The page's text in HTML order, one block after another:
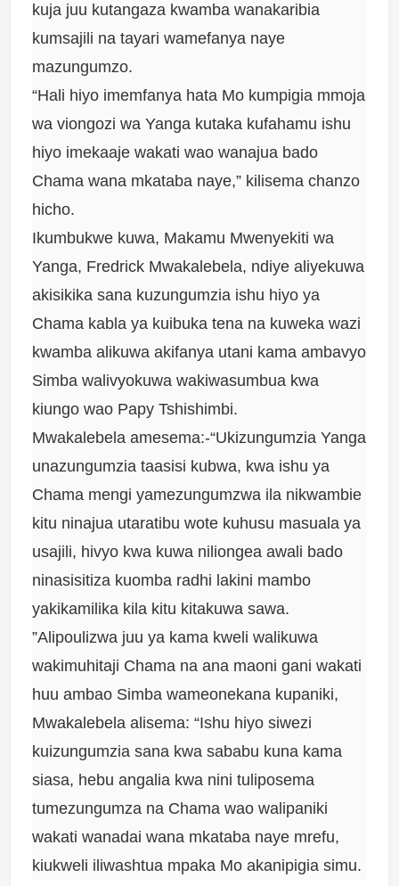
kuja juu kutangaza kwamba wanakaribia
kumsajili na tayari wamefanya naye
mazungumzo.
“Hali hiyo imemfanya hata Mo kumpigia mmoja
wa viongozi wa Yanga kutaka kufahamu ishu
hiyo imekaaje wakati wao wanajua bado
Chama wana mkataba naye,” kilisema chanzo
hicho.
Ikumbukwe kuwa, Makamu Mwenyekiti wa
Yanga, Fredrick Mwakalebela, ndiye aliyekuwa
akisikika sana kuzungumzia ishu hiyo ya
Chama kabla ya kuibuka tena na kuweka wazi
kwamba alikuwa akifanya utani kama ambavyo
Simba walivyokuwa wakiwasumbua kwa
kiungo wao Papy Tshishimbi.
Mwakalebela amesema:-“Ukizungumzia Yanga
unazungumzia taasisi kubwa, kwa ishu ya
Chama mengi yamezungumzwa ila nikwambie
kitu ninajua utaratibu wote kuhusu masuala ya
usajili, hivyo kwa kuwa niliongea awali bado
ninasisitiza kuomba radhi lakini mambo
yakikamilika kila kitu kitakuwa sawa.
”Alipoulizwa juu ya kama kweli walikuwa
wakimuhitaji Chama na ana maoni gani wakati
huu ambao Simba wameonekana kupaniki,
Mwakalebela alisema: “Ishu hiyo siwezi
kuizungumzia sana kwa sababu kuna kama
siasa, hebu angalia kwa nini tuliposema
tumezungumza na Chama wao walipaniki
wakati wanadai wana mkataba naye mrefu,
kiukweli iliwashtua mpaka Mo akanipigia simu.